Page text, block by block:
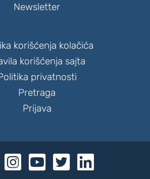
Newsletter
korišćenja kolačića
korišćenja sajta
privatnosti
Pretraga
Prijava
   